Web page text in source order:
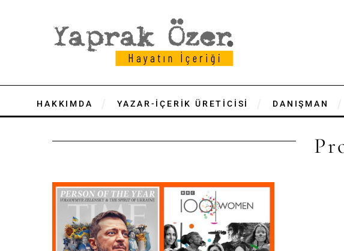
HAKKIMDA YAZAR-İÇERİK ÜRETİCİSİ DANIŞMAN